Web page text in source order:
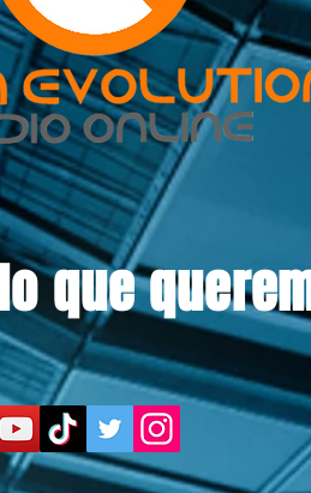
que